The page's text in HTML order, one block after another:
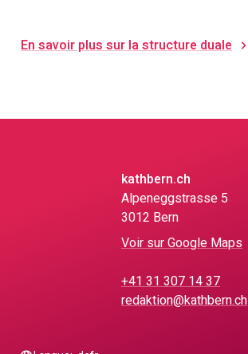
En savoir plus sur la structure duale
kathbern.ch
Alpeneggstrasse 5
3012 Bern
Voir sur Google Maps
+41 31 307 14 37
redaktion@kathbern.ch